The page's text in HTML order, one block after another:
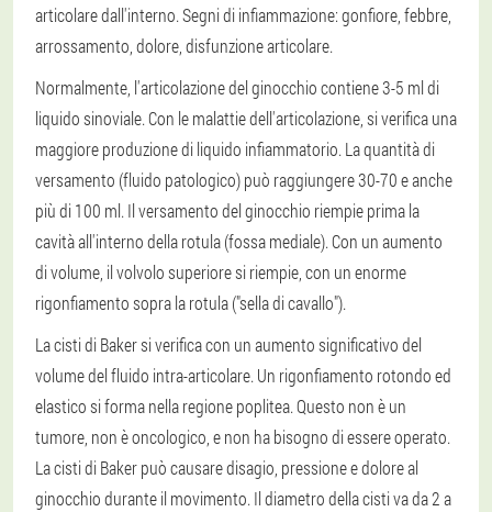
articolare dall'interno. Segni di infiammazione: gonfiore, febbre,
arrossamento, dolore, disfunzione articolare.
Normalmente, l'articolazione del ginocchio contiene 3-5 ml di
liquido sinoviale. Con le malattie dell'articolazione, si verifica una
maggiore produzione di liquido infiammatorio. La quantità di
versamento (fluido patologico) può raggiungere 30-70 e anche
più di 100 ml. Il versamento del ginocchio riempie prima la
cavità all'interno della rotula (fossa mediale). Con un aumento
di volume, il volvolo superiore si riempie, con un enorme
rigonfiamento sopra la rotula ("sella di cavallo").
La cisti di Baker si verifica con un aumento significativo del
volume del fluido intra-articolare. Un rigonfiamento rotondo ed
elastico si forma nella regione poplitea. Questo non è un
tumore, non è oncologico, e non ha bisogno di essere operato.
La cisti di Baker può causare disagio, pressione e dolore al
ginocchio durante il movimento. Il diametro della cisti va da 2 a